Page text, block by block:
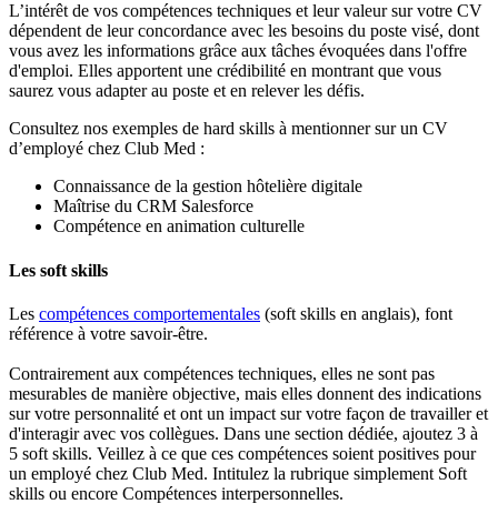
L’intérêt de vos compétences techniques et leur valeur sur votre CV
dépendent de leur concordance avec les besoins du poste visé, dont
vous avez les informations grâce aux tâches évoquées dans l'offre
d'emploi. Elles apportent une crédibilité en montrant que vous
saurez vous adapter au poste et en relever les défis.
Consultez nos exemples de hard skills à mentionner sur un CV
d’employé chez Club Med :
Connaissance de la gestion hôtelière digitale
Maîtrise du CRM Salesforce
Compétence en animation culturelle
Les soft skills
Les compétences comportementales (soft skills en anglais), font
référence à votre savoir-être.
Contrairement aux compétences techniques, elles ne sont pas
mesurables de manière objective, mais elles donnent des indications
sur votre personnalité et ont un impact sur votre façon de travailler et
d'interagir avec vos collègues. Dans une section dédiée, ajoutez 3 à
5 soft skills. Veillez à ce que ces compétences soient positives pour
un employé chez Club Med. Intitulez la rubrique simplement Soft
skills ou encore Compétences interpersonnelles.